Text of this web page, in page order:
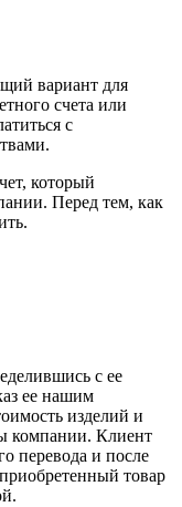
вариант для
счета или
с
который
Перед тем, как
с ее
ее нашим
изделий и
компании. Клиент
перевода и после
товар